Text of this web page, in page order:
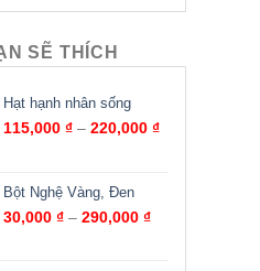
SẼ THÍCH
Hạt hạnh nhân sống
115,000 ₫– 220,000 ₫
Bột Nghệ Vàng, Đen
30,000 ₫– 290,000 ₫